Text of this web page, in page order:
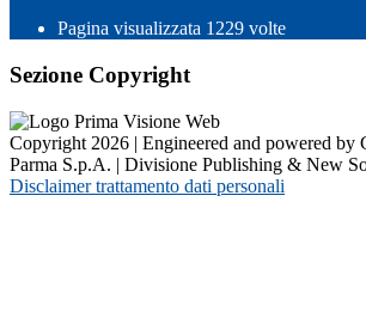
Pagina visualizzata 1229 volte
Sezione Copyright
Copyright 2026 | Engineered and powered by
Parma S.p.A. | Divisione Publishing & New
Disclaimer trattamento dati personali